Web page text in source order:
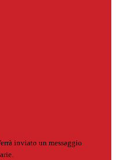
inviato un messaggio